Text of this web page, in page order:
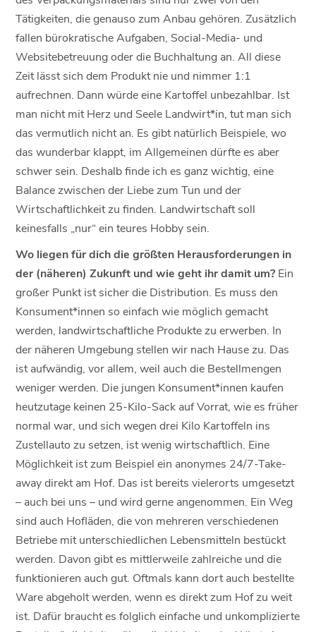
Tätigkeiten, die genauso zum Anbau gehören. Zusätzlich
fallen bürokratische Aufgaben, Social-Media- und
Websitebetreuung oder die Buchhaltung an. All diese
Zeit lässt sich dem Produkt nie und nimmer 1:1
aufrechnen. Dann würde eine Kartoffel unbezahlbar. Ist
man nicht mit Herz und Seele Landwirt*in, tut man sich
das vermutlich nicht an. Es gibt natürlich Beispiele, wo
das wunderbar klappt, im Allgemeinen dürfte es aber
schwer sein. Deshalb finde ich es ganz wichtig, eine
Balance zwischen der Liebe zum Tun und der
Wirtschaftlichkeit zu finden. Landwirtschaft soll
keinesfalls „nur“ ein teures Hobby sein.
Wo liegen für dich die größten Herausforderungen in
der (näheren) Zukunft und wie geht ihr damit um? Ein
großer Punkt ist sicher die Distribution. Es muss den
Konsument*innen so einfach wie möglich gemacht
werden, landwirtschaftliche Produkte zu erwerben. In
der näheren Umgebung stellen wir nach Hause zu. Das
ist aufwändig, vor allem, weil auch die Bestellmengen
weniger werden. Die jungen Konsument*innen kaufen
heutzutage keinen 25-Kilo-Sack auf Vorrat, wie es früher
normal war, und sich wegen drei Kilo Kartoffeln ins
Zustellauto zu setzen, ist wenig wirtschaftlich. Eine
Möglichkeit ist zum Beispiel ein anonymes 24/7-Take-
away direkt am Hof. Das ist bereits vielerorts umgesetzt
– auch bei uns – und wird gerne angenommen. Ein Weg
sind auch Hofläden, die von mehreren verschiedenen
Betriebe mit unterschiedlichen Lebensmitteln bestückt
werden. Davon gibt es mittlerweile zahlreiche und die
funktionieren auch gut. Oftmals kann dort auch bestellte
Ware abgeholt werden, wenn es direkt zum Hof zu weit
ist. Dafür braucht es folglich einfache und unkomplizierte